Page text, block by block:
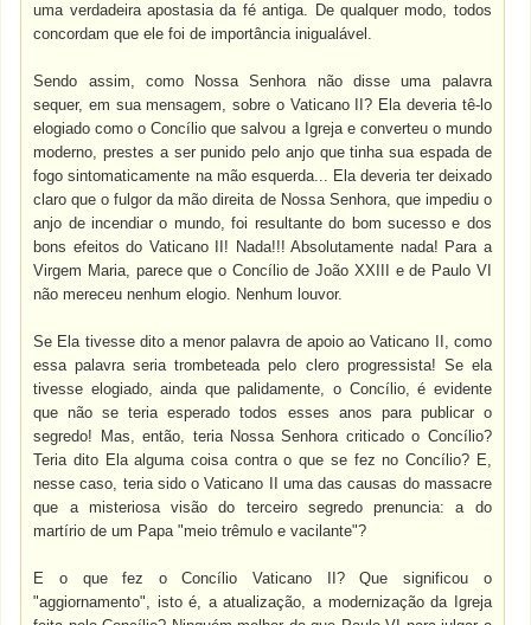
uma verdadeira apostasia da fé antiga. De qualquer modo, todos
concordam que ele foi de importância inigualável.
Sendo assim, como Nossa Senhora não disse uma palavra
sequer, em sua mensagem, sobre o Vaticano II? Ela deveria tê-lo
elogiado como o Concílio que salvou a Igreja e converteu o mundo
moderno, prestes a ser punido pelo anjo que tinha sua espada de
fogo sintomaticamente na mão esquerda... Ela deveria ter deixado
claro que o fulgor da mão direita de Nossa Senhora, que impediu o
anjo de incendiar o mundo, foi resultante do bom sucesso e dos
bons efeitos do Vaticano II! Nada!!! Absolutamente nada! Para a
Virgem Maria, parece que o Concílio de João XXIII e de Paulo VI
não mereceu nenhum elogio. Nenhum louvor.
Se Ela tivesse dito a menor palavra de apoio ao Vaticano II, como
essa palavra seria trombeteada pelo clero progressista! Se ela
tivesse elogiado, ainda que palidamente, o Concílio, é evidente
que não se teria esperado todos esses anos para publicar o
segredo! Mas, então, teria Nossa Senhora criticado o Concílio?
Teria dito Ela alguma coisa contra o que se fez no Concílio? E,
nesse caso, teria sido o Vaticano II uma das causas do massacre
que a misteriosa visão do terceiro segredo prenuncia: a do
martírio de um Papa "meio trêmulo e vacilante"?
E o que fez o Concílio Vaticano II? Que significou o
"aggiornamento", isto é, a atualização, a modernização da Igreja